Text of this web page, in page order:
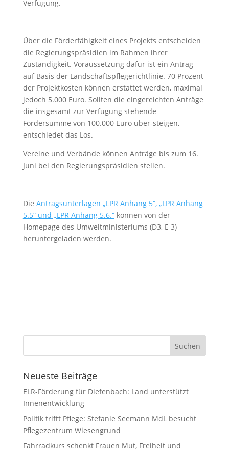
Verfügung.
Über die Förderfähigkeit eines Projekts entscheiden
die Regierungspräsidien im Rahmen ihrer
Zuständigkeit. Voraussetzung dafür ist ein Antrag
auf Basis der Landschaftspflegerichtlinie. 70 Prozent
der Projektkosten können erstattet werden, maximal
jedoch 5.000 Euro. Sollten die eingereichten Anträge
die insgesamt zur Verfügung stehende
Fördersumme von 100.000 Euro über-steigen,
entschiedet das Los.
Vereine und Verbände können Anträge bis zum 16.
Juni bei den Regierungspräsidien stellen.
Die Antragsunterlagen „LPR Anhang 5“, „LPR Anhang
5.5“ und „LPR Anhang 5.6.“können von der
Homepage des Umweltministeriums (D3, E 3)
heruntergeladen werden.
Neueste Beiträge
ELR-Förderung für Diefenbach: Land unterstützt
Innenentwicklung
Politik trifft Pflege: Stefanie Seemann MdL besucht
Pflegezentrum Wiesengrund
Fahrradkurs schenkt Frauen Mut, Freiheit und